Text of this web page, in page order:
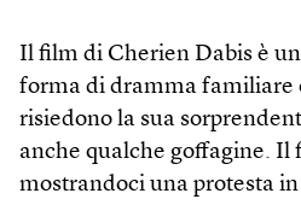
Il film di Cherien Dabis è
forma di dramma familiare
risiedono la sua
anche qualche goffagine. Il
mostrandoci una protesta